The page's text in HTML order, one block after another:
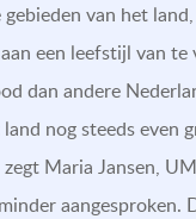
van het
een leefstijl van
dan andere
nog steeds even
Maria Jansen,